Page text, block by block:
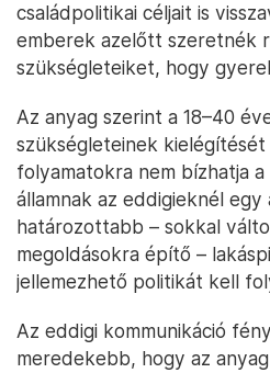
családpolitikai céljait is
emberek azelőtt szeretnék
szükségleteiket, hogy
Az anyag szerint a 18–40
szükségleteinek kielégítését
folyamatokra nem bízhatja
államnak az eddigieknél
határozottabb – sokkal
megoldásokra építő –
jellemezhető politikát kell
Az eddigi kommunikáció
meredekebb, hogy az